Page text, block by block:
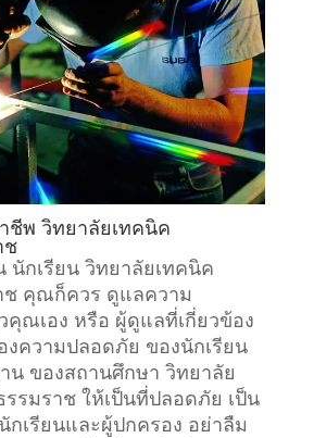
ชีพ วิทยาลัยเทคนิค
ช
นักเรียน วิทยาลัยเทคนิค
ช คุณก็ควร ดูแลความ
ณเอง หรือ ผู้ดูแลที่เกี่ยวข้อง
งความปลอดภัย ของนักเรียน
น ของสถานศึกษา วิทยาลัย
รมราช ให้เป็นที่ปลอดภัย เป็น
กเรียนและผู้ปกครอง อย่าลืม